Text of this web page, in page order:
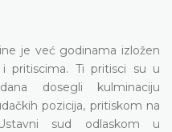
je već godinama izložen
pritiscima. Ti pritisci su u
dosegli kulminaciju
pozicija, pritiskom na
sud odlaskom u